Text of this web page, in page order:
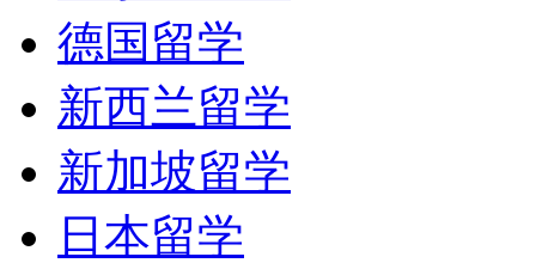
德国留学
新西兰留学
新加坡留学
日本留学